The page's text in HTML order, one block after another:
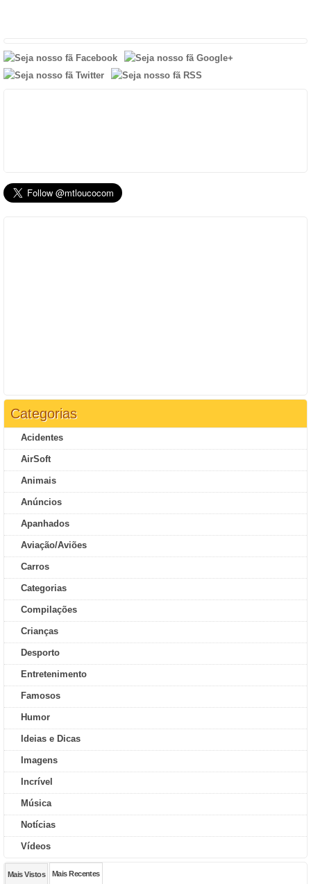
Categorias
Acidentes
AirSoft
Animais
Anúncios
Apanhados
Aviação/Aviões
Carros
Categorias
Compilações
Crianças
Desporto
Entretenimento
Famosos
Humor
Ideias e Dicas
Imagens
Incrível
Música
Notícias
Vídeos
Mais Vistos Mais Recentes